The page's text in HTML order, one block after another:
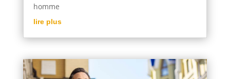
homme
lire plus